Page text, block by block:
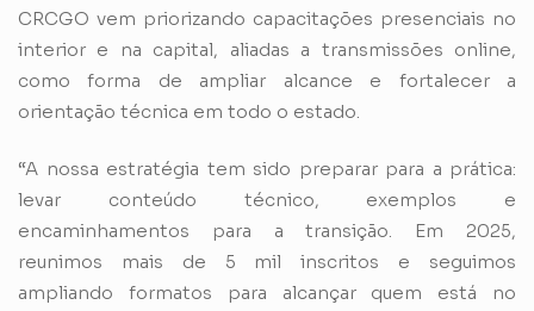
CRCGO vem priorizando capacitações presenciais no
interior e na capital, aliadas a transmissões online,
como forma de ampliar alcance e fortalecer a
orientação técnica em todo o estado.
“A nossa estratégia tem sido preparar para a prática:
levar conteúdo técnico, exemplos e
encaminhamentos para a transição. Em 2025,
reunimos mais de 5 mil inscritos e seguimos
ampliando formatos para alcançar quem está no